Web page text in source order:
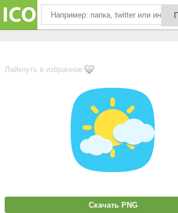
Лайкнуть в избранное
Скачать PNG